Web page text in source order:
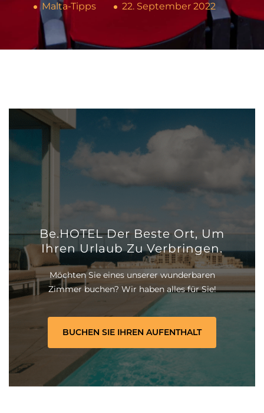
Malta-Tipps 22. September 2022
Be.HOTEL Der Beste Ort, Um
Ihren Urlaub Zu Verbringen.
Möchten Sie eines unserer wunderbaren
Zimmer buchen? Wir haben alles für Sie!
BUCHEN SIE IHREN AUFENTHALT